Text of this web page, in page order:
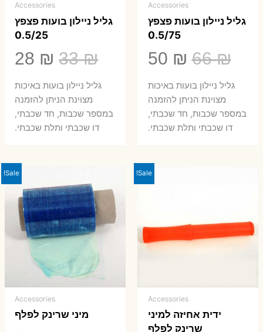
Accessories
גליל ניילון בועות פצפץ
0.5/75
66₪
המחיר
המקורי
היה:
66 ₪.
50 ₪
הנוכחיגליל ניילון בועות באיכות
מצוינת הניתן להזמנה
במספר שכבות, חד שכבתי,
דו שכבתי ותלת שכבתי.
Accessories
גליל ניילון בועות פצפץ
0.5/25
33₪
המחיר
המקורי
היה:
33 ₪.
28 ₪
₪.
גליל ניילון בועות באיכות
מצוינת הניתן להזמנה
במספר שכבות, חד שכבתי,
דו שכבתי ותלת שכבתי.
Sale!
Accessories
ידית אחיזה למיני
שרינק לפלף
Sale!
Accessories
מיני שרינק לפלף